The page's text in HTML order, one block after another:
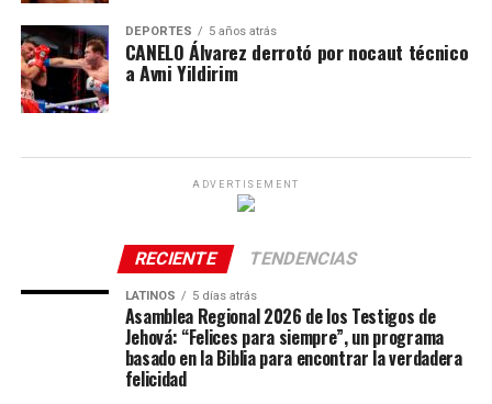
DEPORTES 5 años atrás
CANELO Álvarez derrotó por nocaut técnico
a Avni Yildirim
ADVERTISEMENT
RECIENTE TENDENCIAS
LATINOS 5 días atrás
Asamblea Regional 2026 de los Testigos de
Jehová: “Felices para siempre”, un programa
basado en la Biblia para encontrar la verdadera
felicidad